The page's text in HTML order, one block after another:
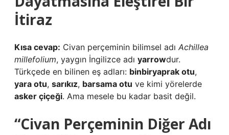
İtiraz
Kısa cevap: Civan perçeminin bilimsel adı Achillea
millefolium, yaygın İngilizce adı yarrowdur.
Türkçede en bilinen eş adları: binbiryaprak otu,
yara otu, sarıkız, barsama otu ve kimi yörelerde
asker çiçeği. Ama mesele bu kadar basit değil.
“Civan Perçeminin Diğer Adı